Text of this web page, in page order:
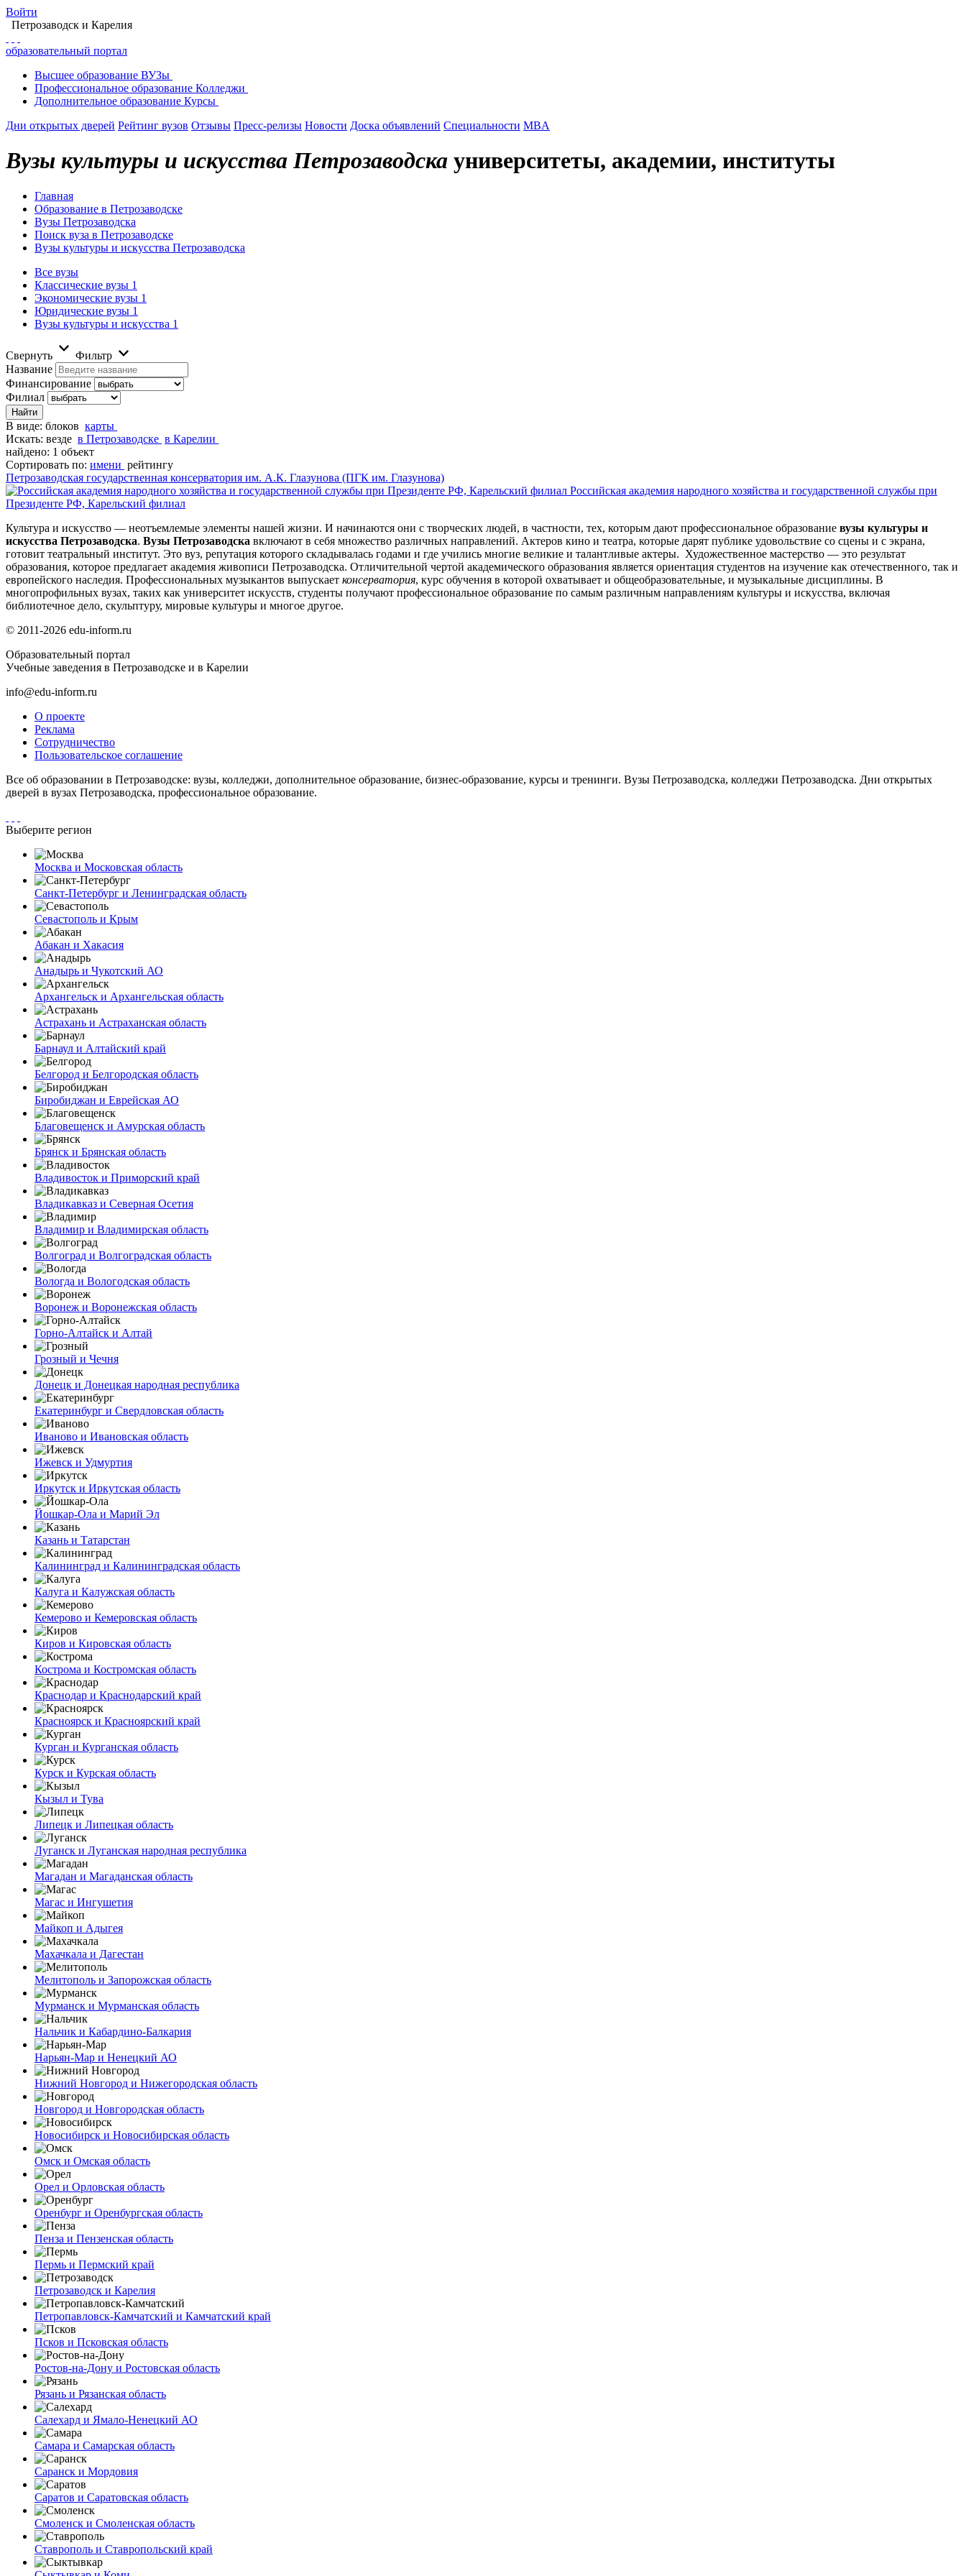
Войти
Петрозаводск и Карелия
образовательный портал
Высшее образование ВУЗы
Профессиональное образование Колледжи
Дополнительное образование Курсы
Дни открытых дверей Рейтинг вузов Отзывы Пресс-релизы Новости Доска объявлений Специальности MBA
Вузы культуры и искусства Петрозаводска университеты, академии, институты
Главная
Образование в Петрозаводске
Вузы Петрозаводска
Поиск вуза в Петрозаводске
Вузы культуры и искусства Петрозаводска
Все вузы
Классические вузы 1
Экономические вузы 1
Юридические вузы 1
Вузы культуры и искусства 1
Свернуть
Фильтр
Название
Финансирование
Филиал
В виде: блоков карты
Искать: везде в Петрозаводске в Карелии
найдено: 1 объект
Сортировать по: имени рейтингу
Петрозаводская государственная консерватория им. А.К. Глазунова (ПГК им. Глазунова)
Российская академия народного хозяйства и государственной службы при
Президенте РФ, Карельский филиал
Культура и искусство — неотъемлемые элементы нашей жизни. И начинаются они с творческих людей, в частности, тех, которым дают профессиональное образование вузы культуры и
искусства Петрозаводска. Вузы Петрозаводска включают в себя множество различных направлений. Актеров кино и театра, которые дарят публике удовольствие со сцены и с экрана,
готовит театральный институт. Это вуз, репутация которого складывалась годами и где учились многие великие и талантливые актеры. Художественное мастерство — это результат
образования, которое предлагает академия живописи Петрозаводска. Отличительной чертой академического образования является ориентация студентов на изучение как отечественного, так и
европейского наследия. Профессиональных музыкантов выпускает консерватория, курс обучения в которой охватывает и общеобразовательные, и музыкальные дисциплины. В
многопрофильных вузах, таких как университет искусств, студенты получают профессиональное образование по самым различным направлениям культуры и искусства, включая
библиотечное дело, скульптуру, мировые культуры и многое другое.
© 2011-2026 edu-inform.ru
Образовательный портал
Учебные заведения в Петрозаводске и в Карелии
info@edu-inform.ru
О проекте
Реклама
Сотрудничество
Пользовательское соглашение
Все об образовании в Петрозаводске: вузы, колледжи, дополнительное образование, бизнес-образование, курсы и тренинги. Вузы Петрозаводска, колледжи Петрозаводска. Дни открытых
дверей в вузах Петрозаводска, профессиональное образование.
Выберите регион
Москва и Московская область
Санкт-Петербург и Ленинградская область
Севастополь и Крым
Абакан и Хакасия
Анадырь и Чукотский АО
Архангельск и Архангельская область
Астрахань и Астраханская область
Барнаул и Алтайский край
Белгород и Белгородская область
Биробиджан и Еврейская АО
Благовещенск и Амурская область
Брянск и Брянская область
Владивосток и Приморский край
Владикавказ и Северная Осетия
Владимир и Владимирская область
Волгоград и Волгоградская область
Вологда и Вологодская область
Воронеж и Воронежская область
Горно-Алтайск и Алтай
Грозный и Чечня
Донецк и Донецкая народная республика
Екатеринбург и Свердловская область
Иваново и Ивановская область
Ижевск и Удмуртия
Иркутск и Иркутская область
Йошкар-Ола и Марий Эл
Казань и Татарстан
Калининград и Калининградская область
Калуга и Калужская область
Кемерово и Кемеровская область
Киров и Кировская область
Кострома и Костромская область
Краснодар и Краснодарский край
Красноярск и Красноярский край
Курган и Курганская область
Курск и Курская область
Кызыл и Тува
Липецк и Липецкая область
Луганск и Луганская народная республика
Магадан и Магаданская область
Магас и Ингушетия
Майкоп и Адыгея
Махачкала и Дагестан
Мелитополь и Запорожская область
Мурманск и Мурманская область
Нальчик и Кабардино-Балкария
Нарьян-Мар и Ненецкий АО
Нижний Новгород и Нижегородская область
Новгород и Новгородская область
Новосибирск и Новосибирская область
Омск и Омская область
Орел и Орловская область
Оренбург и Оренбургская область
Пенза и Пензенская область
Пермь и Пермский край
Петрозаводск и Карелия
Петропавловск-Камчатский и Камчатский край
Псков и Псковская область
Ростов-на-Дону и Ростовская область
Рязань и Рязанская область
Салехард и Ямало-Ненецкий АО
Самара и Самарская область
Саранск и Мордовия
Саратов и Саратовская область
Смоленск и Смоленская область
Ставрополь и Ставропольский край